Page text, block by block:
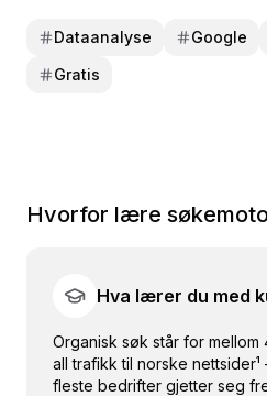
Dataanalyse Google
Gratis
Hvorfor lære
Hva lærer du med
Organisk søk står for mellom
all trafikk til norske nettsider¹
fleste bedrifter gjetter seg